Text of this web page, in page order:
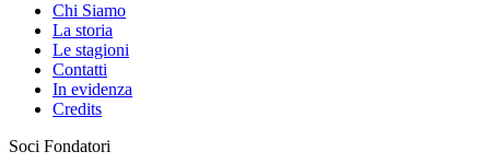
Chi Siamo
La storia
Le stagioni
Contatti
In evidenza
Credits
Soci Fondatori